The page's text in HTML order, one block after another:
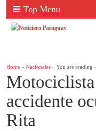
Top Menu
Home »Nacionales » You are reading »
accidente
Rita